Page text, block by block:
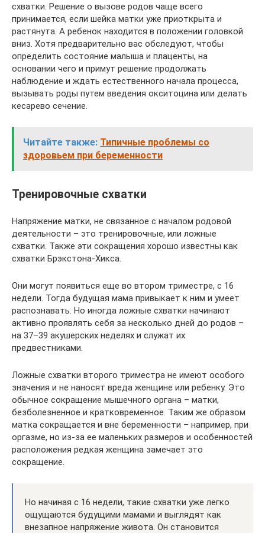
схватки. Решение о вызове родов чаще всего
принимается, если шейка матки уже приоткрыта и
растянута. А ребенок находится в положении головкой
вниз. Хотя предварительно вас обследуют, чтобы
определить состояние малыша и плаценты, на
основании чего и примут решение продолжать
наблюдение и ждать естественного начала процесса,
вызывать роды путем введения окситоцина или делать
кесарево сечение.
Читайте также: Типичные проблемы со
здоровьем при беременности
Тренировочные схватки
Напряжение матки, не связанное с началом родовой
деятельности – это тренировочные, или ложные
схватки. Также эти сокращения хорошо известны как
схватки Брэкстона-Хикса.
Они могут появиться еще во втором триместре, с 16
недели. Тогда будущая мама привыкает к ним и умеет
распознавать. Но иногда ложные схватки начинают
активно проявлять себя за несколько дней до родов –
на 37–39 акушерских неделях и служат их
предвестниками.
Ложные схватки второго триместра не имеют особого
значения и не наносят вреда женщине или ребенку. Это
обычное сокращение мышечного органа – матки,
безболезненное и кратковременное. Таким же образом
матка сокращается и вне беременности – например, при
оргазме, но из-за ее маленьких размеров и особенностей
расположения редкая женщина замечает это
сокращение.
Но начиная с 16 недели, такие схватки уже легко
ощущаются будущими мамами и выглядят как
внезапное напряжение живота. Он становится